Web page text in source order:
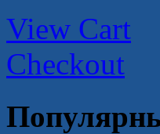
View Cart
Checkout